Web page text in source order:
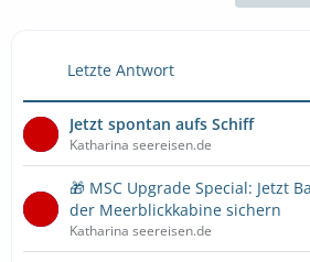
Letzte Antwort
Jetzt spontan aufs Schiff
Katharina seereisen.de
🎁 MSC Upgrade Special: Jetzt
der Meerblickkabine sichern
Katharina seereisen.de